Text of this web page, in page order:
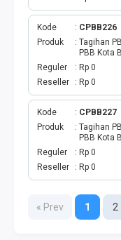
Kode
CPBB226
Produk
Tagihan
PBB Kota
Reguler
Rp 0
Reseller
Rp 0
Kode
CPBB227
Produk
Tagihan
PBB Kota
Reguler
Rp 0
Reseller
Rp 0
« Prev 1 2